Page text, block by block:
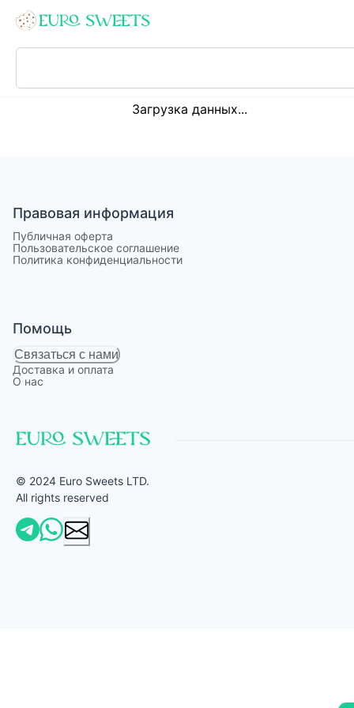
Loading...
Загрузка данных...
Правовая информация
Публичная оферта
Пользовательское соглашение
Политика конфиденциальности
Помощь
Связаться с нами
Доставка и оплата
О нас
© 2024 Euro Sweets LTD.
All rights reserved